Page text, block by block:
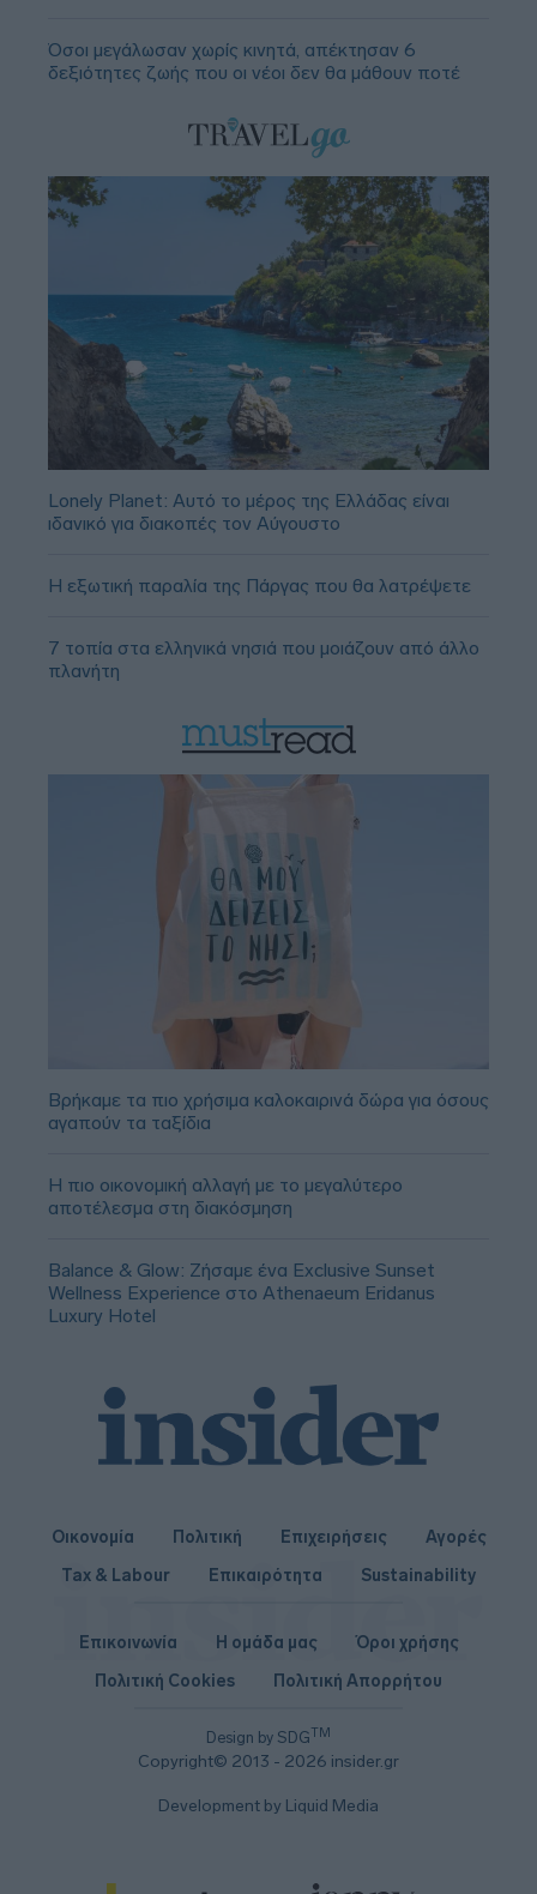
Όσοι μεγάλωσαν χωρίς κινητά, απέκτησαν 6
δεξιότητες ζωής που οι νέοι δεν θα μάθουν ποτέ
Lonely Planet: Αυτό το μέρος της Ελλάδας είναι
ιδανικό για διακοπές τον Αύγουστο
Η εξωτική παραλία της Πάργας που θα λατρέψετε
7 τοπία στα ελληνικά νησιά που μοιάζουν από άλλο
πλανήτη
Βρήκαμε τα πιο χρήσιμα καλοκαιρινά δώρα για όσους
αγαπούν τα ταξίδια
Η πιο οικονομική αλλαγή με το μεγαλύτερο
αποτέλεσμα στη διακόσμηση
Balance & Glow: Ζήσαμε ένα Exclusive Sunset
Wellness Experience στο Athenaeum Eridanus
Luxury Hotel
Οικονομία Πολιτική Επιχειρήσεις
Αγορές
Tax & Labour
Επικαιρότητα Sustainability
Design by SDGTM
Copyright© 2013 - 2026 insider.gr
Επικοινωνία Η ομάδα μας
Όροι χρήσης
Πολιτική Cookies
Πολιτική Απορρήτου
Development by Liquid Media